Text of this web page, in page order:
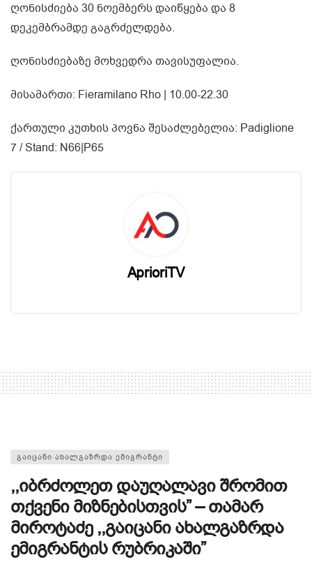
ღონისძიება 30 ნოემბერს დაიწყება და 8
დეკემბრამდე გაგრძელდება.
ღონისძიებაზე მოხვედრა თავისუფალია.
მისამართი: Fieramilano Rho | 10.00-22.30
ქართული კუთხის პოვნა შესაძლებელია: Padiglione
7 / Stand: N66|P65
AprioriTV
ᲒᲐᲘᲪᲐᲜᲘ ᲐᲮᲐᲚᲒᲐᲖᲠᲓᲐ ᲔᲛᲘᲒᲠᲐᲜᲢᲘ
,,იბრძოლეთ დაუღალავი შრომით
თქვენი მიზნებისთვის” – თამარ
მიროტაძე ,,გაიცანი ახალგაზრდა
ემიგრანტის რუბრიკაში”